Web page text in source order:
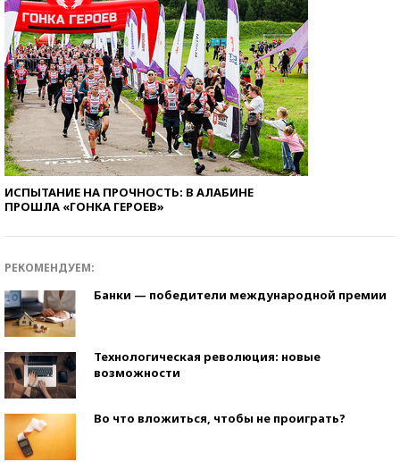
ИСПЫТАНИЕ НА ПРОЧНОСТЬ: В АЛАБИНЕ
ПРОШЛА «ГОНКА ГЕРОЕВ»
РЕКОМЕНДУЕМ:
Банки — победители международной премии
Технологическая революция: новые
возможности
Во что вложиться, чтобы не проиграть?